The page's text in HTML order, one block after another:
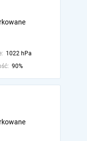
1022 hPa
90%